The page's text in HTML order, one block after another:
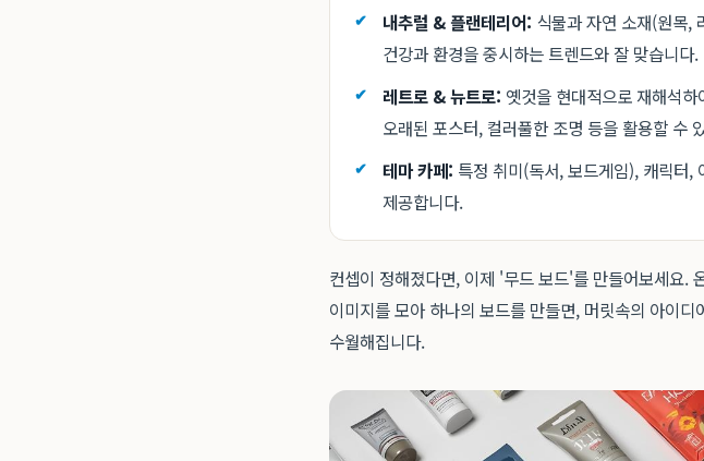
내추럴 & 플랜테리어: 식물과 자연 소재(원목,
건강과 환경을 중시하는 트렌드와 잘 맞습니다.
레트로 & 뉴트로: 옛것을 현대적으로 재해석
오래된 포스터, 컬러풀한 조명 등을 활용할 수
테마 카페: 특정 취미(독서, 보드게임), 캐릭터,
제공합니다.
컨셉이 정해졌다면, 이제 '무드 보드'를 만들어보세요.
이미지를 모아 하나의 보드를 만들면, 머릿속의 아이
수월해집니다.